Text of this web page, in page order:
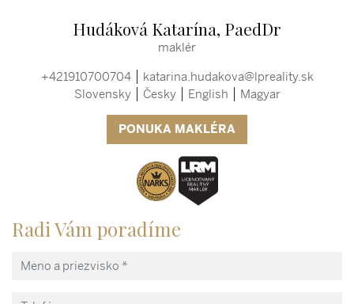
Hudáková Katarína, PaedDr
maklér
+421910700704
katarina.hudakova@lpreality.sk
Slovensky
Česky English Magyar
PONUKA MAKLÉRA
Radi Vám poradíme